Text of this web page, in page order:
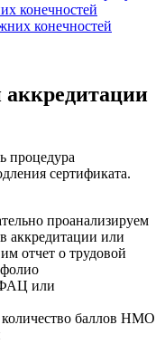
конечностей
конечностей
процедура
сертификата.
проанализируем
аккредитации или
отчет о трудовой
или
баллов НМО